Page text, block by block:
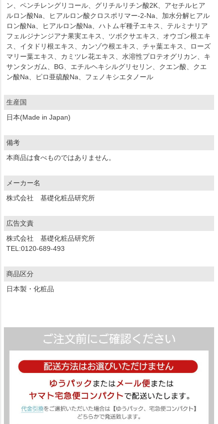
ン、ペンチレングリコール、グリチルリチン酸2K、アセチルヒア
ルロン酸Na、ヒアルロン酸クロスポリマー-2-Na、加水分解ヒアル
ロン酸Na、ヒアルロン酸Na、ハトムギ種子エキス、テルミナリア
フェルジナンジアナ果実エキス、ツボクサエキス、オウゴン根エキ
ス、イタドリ根エキス、カンゾウ根エキス、チャ葉エキス、ローズ
マリー葉エキス、カミツレ花エキス、水溶性プロテオグリカン、キ
サンタンガム、BG、エチルヘキシルグリセリン、クエン酸、クエ
ン酸Na、ピロ亜硫酸Na、フェノキシエタノール
生産国
日本(Made in Japan)
備考
本商品は食べものではありません。
メーカー名
株式会社 基礎化粧品研究所
広告文責
株式会社 基礎化粧品研究所
TEL:0120-689-493
商品区分
日本製・化粧品